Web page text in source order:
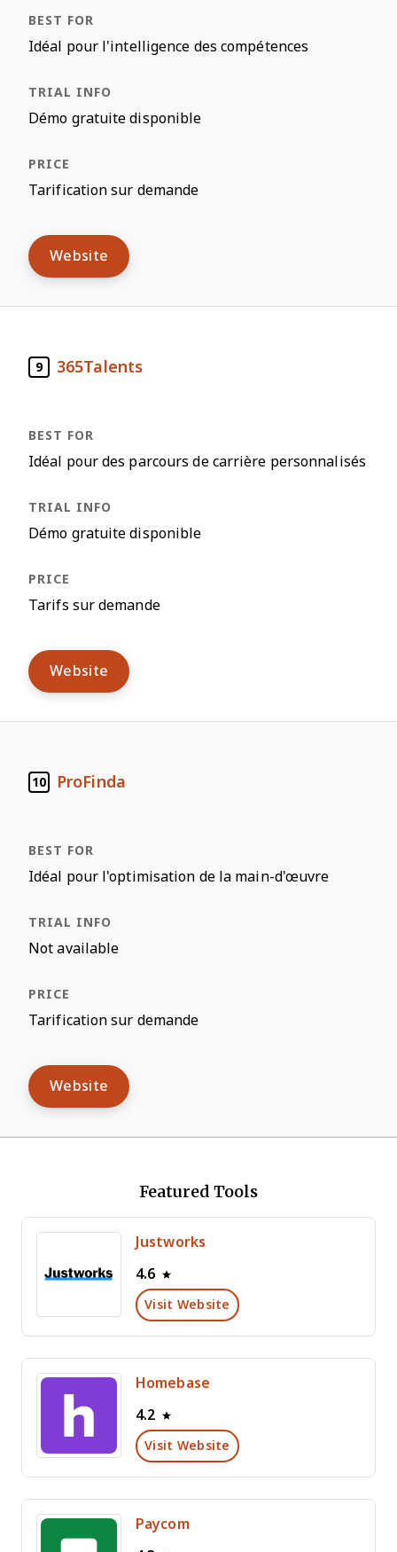
Idéal pour l'intelligence des compétences
Démo gratuite disponible
Tarification sur demande
Website
9 365Talents
Idéal pour des parcours de carrière personnalisés
Démo gratuite disponible
Tarifs sur demande
Website
10 ProFinda
Idéal pour l'optimisation de la main-d'œuvre
Not available
Tarification sur demande
Website
Featured Tools
Justworks
4.6
Visit Website
Homebase
4.2
Visit Website
Paycom